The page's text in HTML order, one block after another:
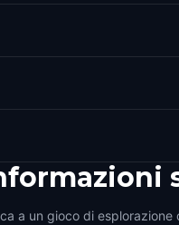
a un gioco di